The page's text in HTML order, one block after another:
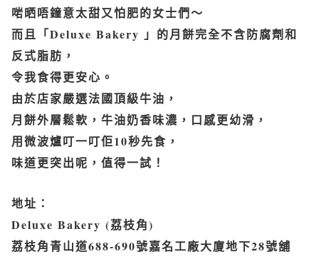
啱晒唔鐘意太甜又怕肥的女士們～
而且「Deluxe Bakery 」的月餅完全不含防腐劑和
反式脂肪，
令我食得更安心。
由於店家嚴選法國頂級牛油，
月餅外層鬆軟，牛油奶香味濃，口感更幼滑，
用微波爐叮一叮佢10秒先食，
味道更突出呢，值得一試！
地址：
Deluxe Bakery (荔枝角)
荔枝角青山道688-690號嘉名工廠大廈地下28號舖